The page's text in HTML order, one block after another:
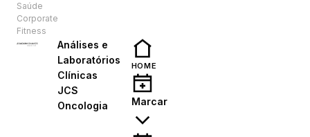
Saúde
Corporate
Fitness
Análises e
Laboratórios
Clínicas
JCS
Oncologia
HOME
Marcar